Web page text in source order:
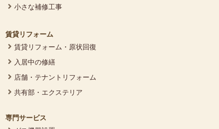
小さな補修工事
賃貸リフォーム
賃貸リフォーム・原状回復
入居中の修繕
店舗・テナントリフォーム
共有部・エクステリア
専門サービス